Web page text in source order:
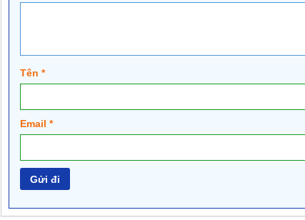
Tên *
Email *